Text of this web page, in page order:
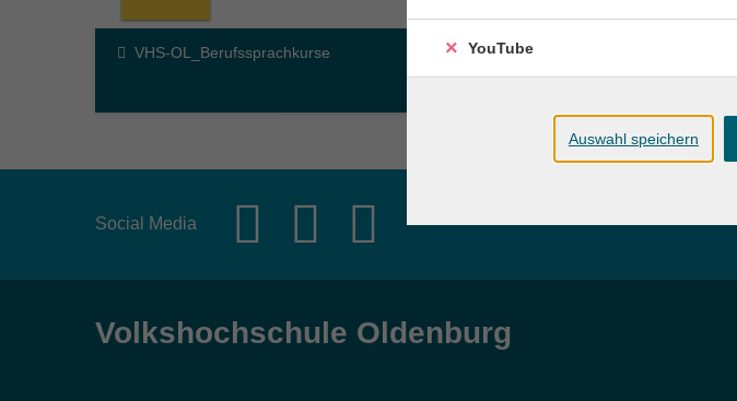
VHS-OL_Berufssprachkurse
Social Media
Volkshochschule Oldenburg
YouTube
Auswahl speichern